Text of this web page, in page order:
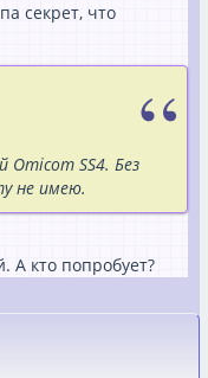
секрет, что
SS4. Без
не имею.
А кто попробует?